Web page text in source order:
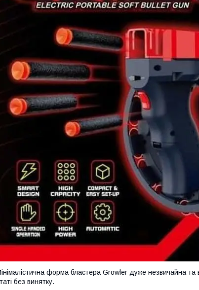
форма бластера Growler дуже незвичайна та
без винятку.